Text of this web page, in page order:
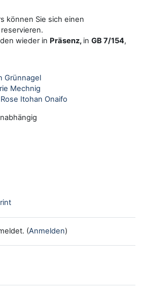
können Sie sich einen
wieder in Präsenz, in GB 7/154,
Grünnagel
Mechnig
Itohan Onaifo
(Anmelden)